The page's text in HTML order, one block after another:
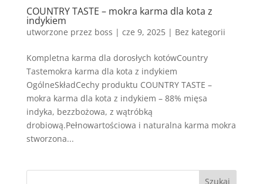
COUNTRY TASTE – mokra karma dla kota z
indykiem
utworzone przez boss | cze 9, 2025| Bez kategorii
Kompletna karma dla dorosłych kotówCountry
Tastemokra karma dla kota z indykiem
OgólneSkładCechy produktu COUNTRY TASTE –
mokra karma dla kota z indykiem – 88% mięsa
indyka, bezzbożowa, z wątróbką
drobiową.Pełnowartościowa i naturalna karma mokra
stworzona...